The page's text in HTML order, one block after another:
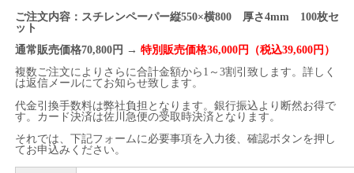
ご注文内容：スチレンペーパー縦550×横800 厚さ4mm 100枚セ
ット
通常販売価格70,800円 → 特別販売価格36,000円（税込39,600円）
複数ご注文によりさらに合計金額から1～3割引致します。詳しく
は返信メールにてお知らせ致します。
代金引換手数料は弊社負担となります。銀行振込より断然お得で
す。カード決済は佐川急便の受取時決済となります。
それでは、下記フォームに必要事項を入力後、確認ボタンを押し
てお申込みください。